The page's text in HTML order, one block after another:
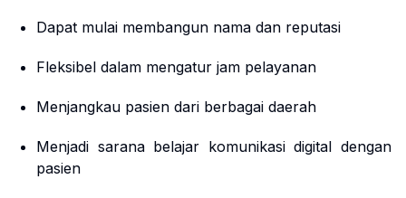
Dapat mulai membangun nama dan reputasi
Fleksibel dalam mengatur jam pelayanan
Menjangkau pasien dari berbagai daerah
Menjadi sarana belajar komunikasi digital dengan
pasien